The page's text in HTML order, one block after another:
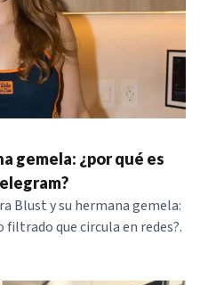
gemela: ¿por qué es
Blust y su hermana gemela:
filtrado que circula en redes?.